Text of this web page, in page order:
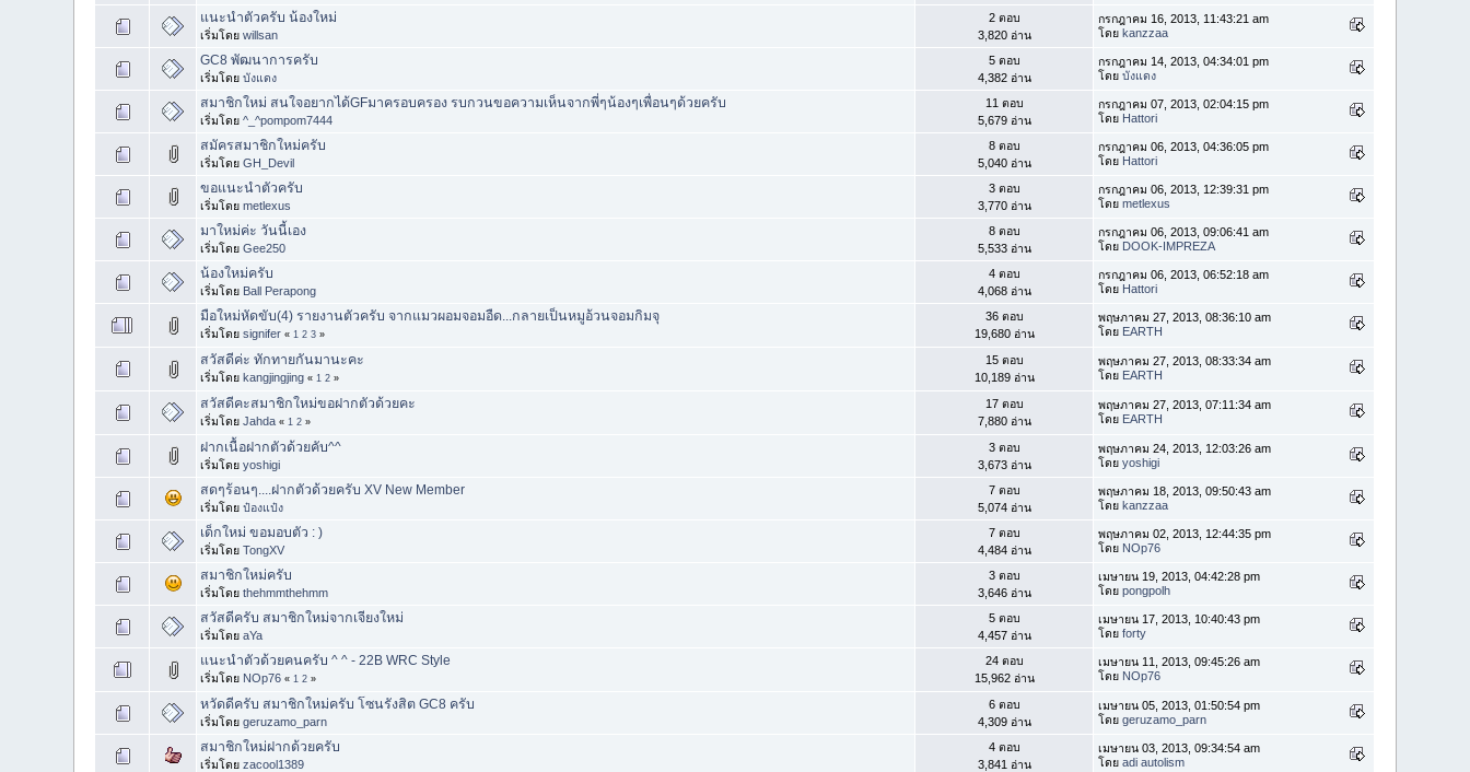
แนะนำตัวครับ น้องใหม่
เริ่มโดยwillsan
2 ตอบ
3,820 อ่าน
กรกฎาคม 16, 2013, 11:43:21 am
โดยkanzzaa
GC8 พัฒนาการครับ
เริ่มโดยบังแดง
5 ตอบ
4,382 อ่าน
กรกฎาคม 14, 2013, 04:34:01 pm
โดยบังแดง
สมาชิกใหม่ สนใจอยากได้GFมาครอบครอง รบกวนขอความเห็นจากพี่ๆน้องๆเพื่อนๆด้วยครับ
เริ่มโดย^_^pompom7444
11 ตอบ
5,679 อ่าน
กรกฎาคม 07, 2013, 02:04:15 pm
โดย Hattori
สมัครสมาชิกใหม่ครับ
เริ่มโดยGH_Devil
8 ตอบ
5,040 อ่าน
กรกฎาคม 06, 2013, 04:36:05 pm
โดย Hattori
ขอแนะนำตัวครับ
เริ่มโดยmetlexus
3 ตอบ
3,770 อ่าน
กรกฎาคม 06, 2013, 12:39:31 pm
โดยmetlexus
มาใหม่ค่ะ วันนี้เอง
เริ่มโดยGee250
8 ตอบ
5,533 อ่าน
กรกฎาคม 06, 2013, 09:06:41 am
โดย DOOK-IMPREZA
น้องใหม่ครับ
เริ่มโดย Ball Perapong
4 ตอบ
4,068 อ่าน
กรกฎาคม 06, 2013, 06:52:18 am
โดย Hattori
มือใหม่หัดขับ(4) รายงานตัวครับ จากแมวผอมจอมอืด...กลายเป็นหมูอ้วนจอมกิมจุ
เริ่มโดยsignifer « 1 2 3 »
36 ตอบ
19,680 อ่าน
พฤษภาคม 27, 2013, 08:36:10 am
โดย EARTH
สวัสดีค่ะ ทักทายกันมานะคะ
เริ่มโดยkangjingjing « 1 2 »
15 ตอบ
10,189 อ่าน
พฤษภาคม 27, 2013, 08:33:34 am
โดย EARTH
สวัสดีคะสมาชิกใหม่ขอฝากตัวด้วยคะ
เริ่มโดยJahda « 1 2 »
17 ตอบ
7,880 อ่าน
พฤษภาคม 27, 2013, 07:11:34 am
โดย EARTH
ฝากเนื้อฝากตัวด้วยคับ^^
เริ่มโดยyoshigi
3 ตอบ
3,673 อ่าน
พฤษภาคม 24, 2013, 12:03:26 am
โดยyoshigi
สดๆร้อนๆ....ฝากตัวด้วยครับ XV New Member
เริ่มโดยป๋องแป๋ง
7 ตอบ
5,074 อ่าน
พฤษภาคม 18, 2013, 09:50:43 am
โดยkanzzaa
เด็กใหม่ ขอมอบตัว : )
เริ่มโดยTongXV
7 ตอบ
4,484 อ่าน
พฤษภาคม 02, 2013, 12:44:35 pm
โดย NOp76
สมาชิกใหม่ครับ
เริ่มโดยthehmmthehmm
3 ตอบ
3,646 อ่าน
เมษายน 19, 2013, 04:42:28 pm
โดยpongpolh
สวัสดีครับ สมาชิกใหม่จากเจียงใหม่
เริ่มโดยaYa
5 ตอบ
4,457 อ่าน
เมษายน 17, 2013, 10:40:43 pm
โดยforty
แนะนำตัวด้วยคนครับ ^ ^ - 22B WRC Style
เริ่มโดย NOp76 « 1 2 »
24 ตอบ
15,962 อ่าน
เมษายน 11, 2013, 09:45:26 am
โดย NOp76
หวัดดีครับ สมาชิกใหม่ครับ โซนรังสิต GC8 ครับ
เริ่มโดยgeruzamo_parn
6 ตอบ
4,309 อ่าน
เมษายน 05, 2013, 01:50:54 pm
โดยgeruzamo_parn
สมาชิกใหม่ฝากด้วยครับ
เริ่มโดยzacool1389
4 ตอบ
3,841 อ่าน
เมษายน 03, 2013, 09:34:54 am
โดยadi autolism